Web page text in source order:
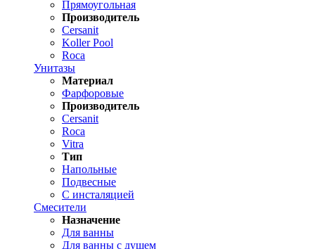
Прямоугольная
Производитель
Cersanit
Koller Pool
Roca
Унитазы
Материал
Фарфоровые
Производитель
Cersanit
Roca
Vitra
Тип
Напольные
Подвесные
С инсталяцией
Смесители
Назначение
Для ванны
Для ванны с душем